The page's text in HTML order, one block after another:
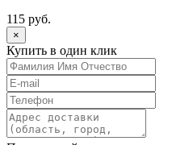
115 руб.
×
Купить в один клик